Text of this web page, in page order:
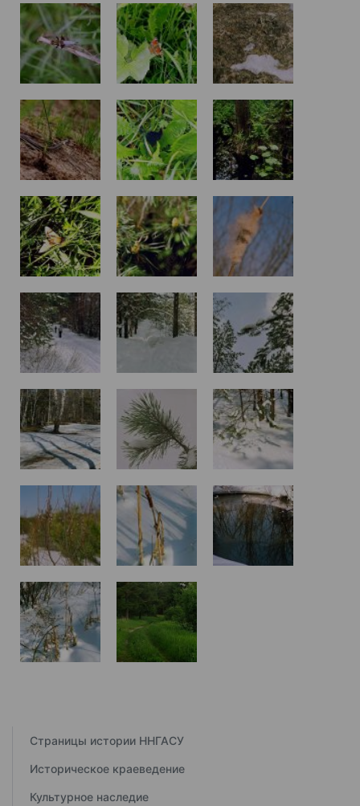
Страницы истории ННГАСУ
Историческое краеведение
Культурное наследие